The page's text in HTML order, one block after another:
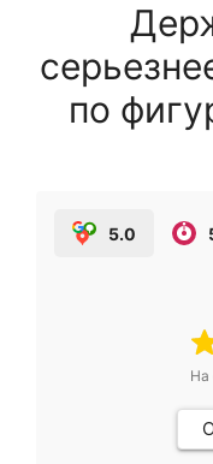
по
5.0
На